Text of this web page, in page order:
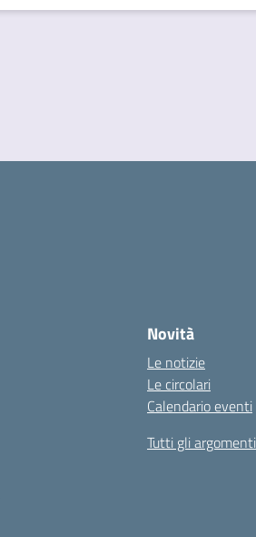
Novità
Le notizie
Le circolari
Calendario eventi
Tutti gli argomenti